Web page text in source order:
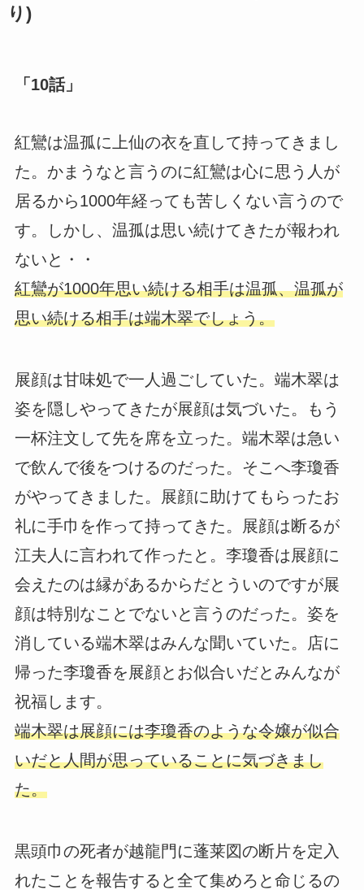
り)
「10話」
紅鸞は温孤に上仙の衣を直して持ってきまし
た。かまうなと言うのに紅鸞は心に思う人が
居るから1000年経っても苦しくない言うので
す。しかし、温孤は思い続けてきたが報われ
ないと・・
紅鸞が1000年思い続ける相手は温孤、温孤が
思い続ける相手は端木翠でしょう。
展顔は甘味処で一人過ごしていた。端木翠は
姿を隠しやってきたが展顔は気づいた。もう
一杯注文して先を席を立った。端木翠は急い
で飲んで後をつけるのだった。そこへ李瓊香
がやってきました。展顔に助けてもらったお
礼に手巾を作って持ってきた。展顔は断るが
江夫人に言われて作ったと。李瓊香は展顔に
会えたのは縁があるからだとういのですが展
顔は特別なことでないと言うのだった。姿を
消している端木翠はみんな聞いていた。店に
帰った李瓊香を展顔とお似合いだとみんなが
祝福します。
端木翠は展顔には李瓊香のような令嬢が似合
いだと人間が思っていることに気づきまし
た。
黒頭巾の死者が越龍門に蓬莱図の断片を定入
れたことを報告すると全て集めろと命じるの